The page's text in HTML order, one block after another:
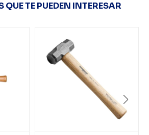
QUE TE PUEDEN INTERESAR